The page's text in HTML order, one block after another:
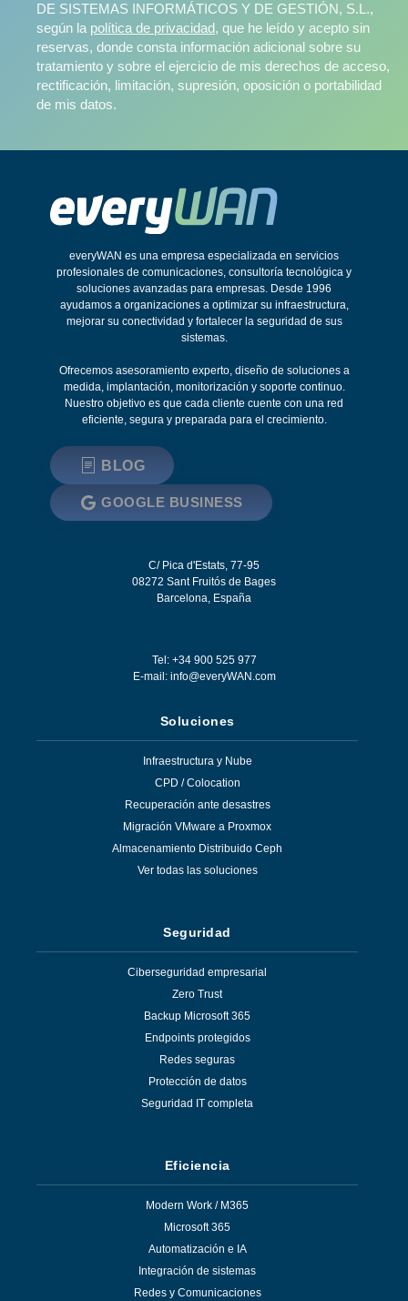
DE SISTEMAS INFORMÁTICOS Y DE GESTIÓN, S.L.,
según la política de privacidad, que he leído y acepto sin
reservas, donde consta información adicional sobre su
tratamiento y sobre el ejercicio de mis derechos de acceso,
rectificación, limitación, supresión, oposición o portabilidad
de mis datos.
everyWAN es una empresa especializada en servicios
profesionales de comunicaciones, consultoría tecnológica y
soluciones avanzadas para empresas. Desde 1996
ayudamos a organizaciones a optimizar su infraestructura,
mejorar su conectividad y fortalecer la seguridad de sus
sistemas.
Ofrecemos asesoramiento experto, diseño de soluciones a
medida, implantación, monitorización y soporte continuo.
Nuestro objetivo es que cada cliente cuente con una red
eficiente, segura y preparada para el crecimiento.
BLOG
GOOGLE BUSINESS
C/ Pica d'Estats, 77-95
08272 Sant Fruitós de Bages
Barcelona, España
Tel: +34 900 525 977
E-mail: info@everyWAN.com
Soluciones
Infraestructura y Nube
CPD / Colocation
Recuperación ante desastres
Migración VMware a Proxmox
Almacenamiento Distribuido Ceph
Ver todas las soluciones
Seguridad
Ciberseguridad empresarial
Zero Trust
Backup Microsoft 365
Endpoints protegidos
Redes seguras
Protección de datos
Seguridad IT completa
Eficiencia
Modern Work / M365
Microsoft 365
Automatización e IA
Integración de sistemas
Redes y Comunicaciones